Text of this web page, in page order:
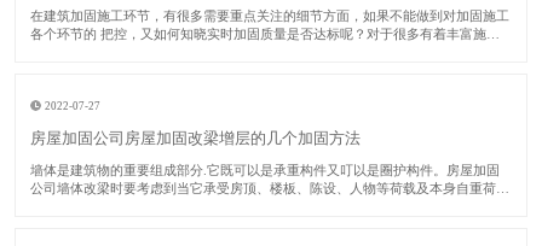
​在建筑加固施工环节，有很多需要重点关注的细节方面，如果不能做到对加固施工
各个环节的 把控，又如何知晓实时加固质量是否达标呢？对于很多有着丰富施工
2022-07-27
房屋加固公司房屋加固改梁增层的几个加固方法
​墙体是建筑物的重要组成部分.它既可以是承重构件又叮以是圈护构件。房屋加固
公司墙体改梁时要考虑到当它承受房顶、楼板、陈设、人物等荷载及本身自重荷